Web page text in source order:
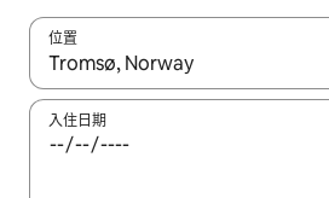
位置
如有搜尋結果，瀏覽內容時請使用上
入住日期